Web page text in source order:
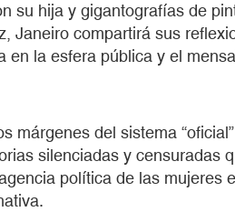
su hija y gigantografías de
Janeiro compartirá sus
en la esfera pública y el
márgenes del sistema
silenciadas y censuradas
política de las mujeres